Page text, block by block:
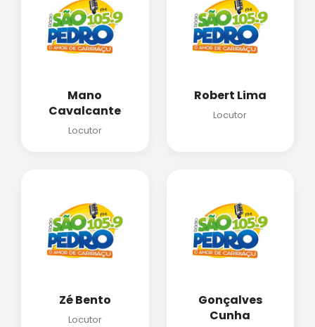
Mano
Cavalcante
Locutor
Robert Lima
Locutor
Zé Bento
Locutor
Gonçalves
Cunha